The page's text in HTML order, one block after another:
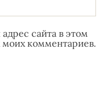
сайта в этом
комментариев.